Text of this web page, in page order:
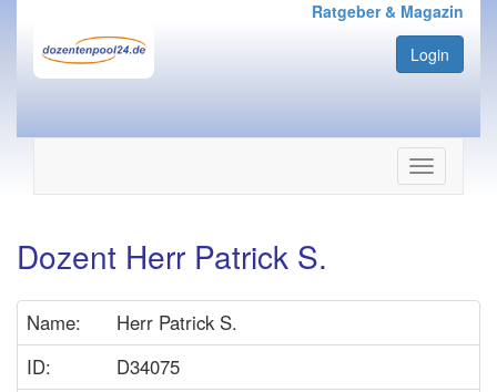
Ratgeber & Magazin
Login
Navigation
ein-/
Dozent Herr Patrick S.
Name:
Herr Patrick S.
ID:
D34075